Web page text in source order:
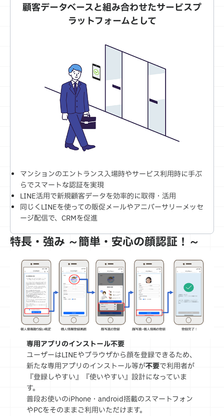
顧客データベースと組み合わせたサービスプ
ラットフォームとして
マンションのエントランス入場時やサービス利用時に手ぶ
らでスマートな認証を実現
LINE活用で新規顧客データを効率的に取得・活用
同じくLINEを使っての販促メールやアニバーサリーメッセ
ージ配信で、CRMを促進
特長・強み ～簡単・安心の顔認証！～
専用アプリのインストール不要
ユーザーはLINEやブラウザから顔を登録できるため、
新たな専用アプリのインストール等が不要で利用者が
『登録しやすい』『使いやすい』設計になっていま
す。
普段お使いのiPhone・android搭載のスマートフォン
やPCをそのままご利用いただけます。